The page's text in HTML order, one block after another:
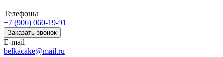
Телефоны
+7 (906) 060-19-91
Заказать звонок
E-mail
belkacake@mail.ru